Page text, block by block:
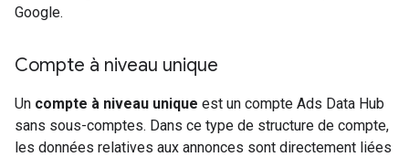
Google.
Compte à niveau unique
Un compte à niveau unique est un compte Ads Data Hub
sans sous-comptes. Dans ce type de structure de compte,
les données relatives aux annonces sont directement liées